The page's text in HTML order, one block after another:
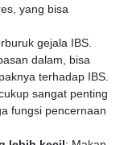
yang bisa
gejala IBS.
dalam, bisa
terhadap IBS.
sangat penting
fungsi pencernaan